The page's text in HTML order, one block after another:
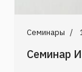
Семинары
Семинар